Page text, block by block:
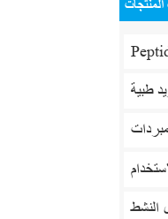
المنتجات
طبية
النشط